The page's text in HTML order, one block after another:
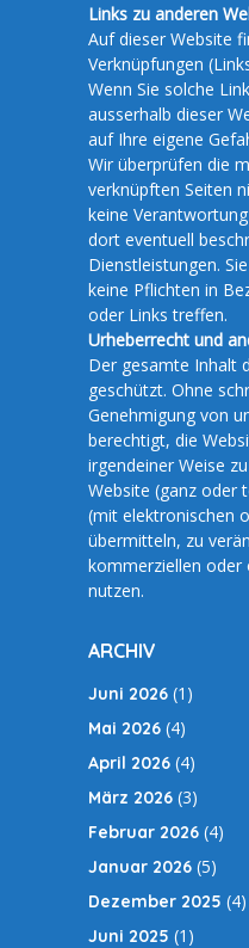
Links zu anderen
Auf dieser Website
Verknüpfungen
Wenn Sie solche
ausserhalb dieser
auf Ihre eigene
Wir überprüfen die
verknüpften Seiten
keine
dort eventuell
Dienstleistungen.
keine Pflichten in
oder Links treffen.
Urheberrecht und
Der gesamte Inhalt
geschützt. Ohne
Genehmigung von
berechtigt, die
irgendeiner Weise
Website (ganz oder
(mit elektronischen
übermitteln, zu
kommerziellen oder
nutzen.
ARCHIV
Juni 2026 (1)
Mai 2026 (4)
April 2026 (4)
März 2026 (3)
Februar 2026 (4)
Januar 2026 (5)
Dezember 2025 (4)
Juni 2025 (1)